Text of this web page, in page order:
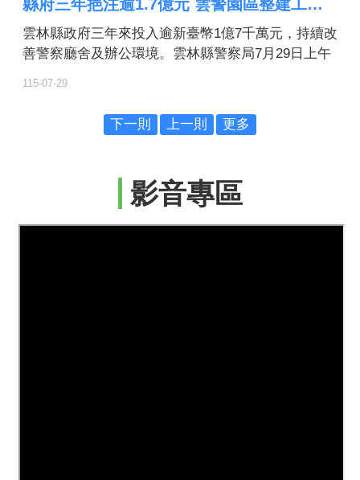
縣府三年挹注逾1.7億元 雲警園區整建工程動土邁向智慧警政新里程
115-07-29
雲林縣政府三年來投入逾新臺幣1億7千萬元，持續改
善警察廳舍及辦公環境。雲林縣警察局7月29日上午
下一則
上一則 更多
影音專區